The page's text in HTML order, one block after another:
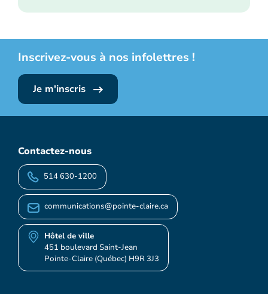
Inscrivez-vous à nos infolettres !
Je m'inscris
Contactez-nous
514 630-1200
communications@pointe-claire.ca
Hôtel de ville
451 boulevard Saint-Jean
Pointe-Claire (Québec) H9R 3J3